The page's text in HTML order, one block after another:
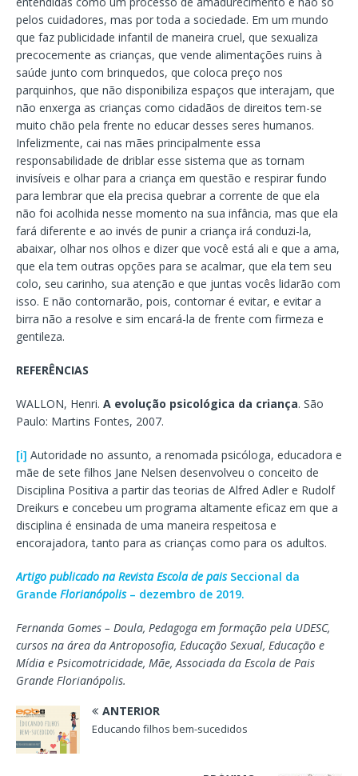
pelos cuidadores, mas por toda a sociedade. Em um mundo
que faz publicidade infantil de maneira cruel, que sexualiza
precocemente as crianças, que vende alimentações ruins à
saúde junto com brinquedos, que coloca preço nos
parquinhos, que não disponibiliza espaços que interajam, que
não enxerga as crianças como cidadãos de direitos tem-se
muito chão pela frente no educar desses seres humanos.
Infelizmente, cai nas mães principalmente essa
responsabilidade de driblar esse sistema que as tornam
invisíveis e olhar para a criança em questão e respirar fundo
para lembrar que ela precisa quebrar a corrente de que ela
não foi acolhida nesse momento na sua infância, mas que ela
fará diferente e ao invés de punir a criança irá conduzi-la,
abaixar, olhar nos olhos e dizer que você está ali e que a ama,
que ela tem outras opções para se acalmar, que ela tem seu
colo, seu carinho, sua atenção e que juntas vocês lidarão com
isso. E não contornarão, pois, contornar é evitar, e evitar a
birra não a resolve e sim encará-la de frente com firmeza e
gentileza.
REFERÊNCIAS
WALLON, Henri. A evolução psicológica da criança. São
Paulo: Martins Fontes, 2007.
[i] Autoridade no assunto, a renomada psicóloga, educadora e
mãe de sete filhos Jane Nelsen desenvolveu o conceito de
Disciplina Positiva a partir das teorias de Alfred Adler e Rudolf
Dreikurs e concebeu um programa altamente eficaz em que a
disciplina é ensinada de uma maneira respeitosa e
encorajadora, tanto para as crianças como para os adultos.
Artigo publicado na Revista Escola de paisSeccional da
Grande Florianópolis– dezembro de 2019.
Fernanda Gomes – Doula, Pedagoga em formação pela UDESC,
cursos na área da Antroposofia, Educação Sexual, Educação e
Mídia e Psicomotricidade, Mãe, Associada da Escola de Pais
Grande Florianópolis.
ANTERIOR
Educando filhos bem-sucedidos